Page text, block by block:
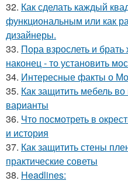
32. Как сделать каждый
функциональным или как
дизайнеры.
33. Пора взрослеть и
наконец - то установить
34. Интересные факты о
35. Как защитить мебель
варианты
36. Что посмотреть в
и история
37. Как защитить стены
практические советы
38. Headlines: